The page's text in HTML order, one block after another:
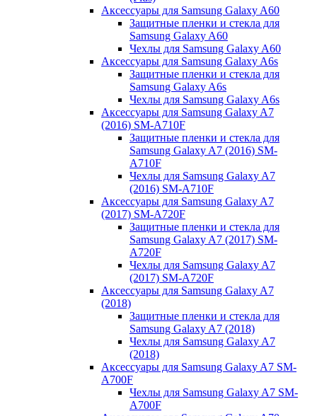
Аксессуары для Samsung Galaxy A60
Защитные пленки и стекла для
Samsung Galaxy A60
Чехлы для Samsung Galaxy A60
Аксессуары для Samsung Galaxy A6s
Защитные пленки и стекла для
Samsung Galaxy A6s
Чехлы для Samsung Galaxy A6s
Аксессуары для Samsung Galaxy A7
(2016) SM-A710F
Защитные пленки и стекла для
Samsung Galaxy A7 (2016) SM-
A710F
Чехлы для Samsung Galaxy A7
(2016) SM-A710F
Аксессуары для Samsung Galaxy A7
(2017) SM-A720F
Защитные пленки и стекла для
Samsung Galaxy A7 (2017) SM-
A720F
Чехлы для Samsung Galaxy A7
(2017) SM-A720F
Аксессуары для Samsung Galaxy A7
(2018)
Защитные пленки и стекла для
Samsung Galaxy A7 (2018)
Чехлы для Samsung Galaxy A7
(2018)
Аксессуары для Samsung Galaxy A7 SM-
A700F
Чехлы для Samsung Galaxy A7 SM-
A700F